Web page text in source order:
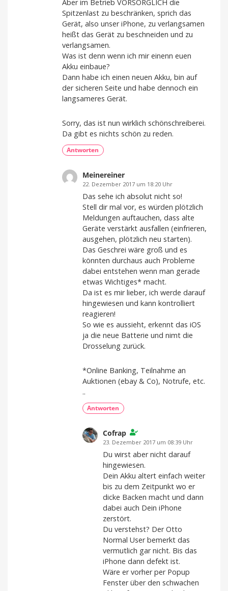
Aber im Betrieb VORSORGLICH die
Spitzenlast zu beschränken, sprich das
Gerät, also unser iPhone, zu verlangsamen
heißt das Gerät zu beschneiden und zu
verlangsamen.
Was ist denn wenn ich mir einenn euen
Akku einbaue?
Dann habe ich einen neuen Akku, bin auf
der sicheren Seite und habe dennoch ein
langsameres Gerät.
Sorry, das ist nun wirklich schönschreiberei.
Da gibt es nichts schön zu reden.
Antworten
Meinereiner
22. Dezember 2017 um 18:20 Uhr
Das sehe ich absolut nicht so!
Stell dir mal vor, es würden plötzlich
Meldungen auftauchen, dass alte
Geräte verstärkt ausfallen (einfrieren,
ausgehen, plötzlich neu starten).
Das Geschrei wäre groß und es
könnten durchaus auch Probleme
dabei entstehen wenn man gerade
etwas Wichtiges* macht.
Da ist es mir lieber, ich werde darauf
hingewiesen und kann kontrolliert
reagieren!
So wie es aussieht, erkennt das iOS
ja die neue Batterie und nimt die
Drosselung zurück.
*Online Banking, Teilnahme an
Auktionen (ebay & Co), Notrufe, etc.
..
Antworten
Cofrap
23. Dezember 2017 um 08:39 Uhr
Du wirst aber nicht darauf
hingewiesen.
Dein Akku altert einfach weiter
bis zu dem Zeitpunkt wo er
dicke Backen macht und dann
dabei auch Dein iPhone
zerstört.
Du verstehst? Der Otto
Normal User bemerkt das
vermutlich gar nicht. Bis das
iPhone dann defekt ist.
Wäre er vorher per Popup
Fenster über den schwachen